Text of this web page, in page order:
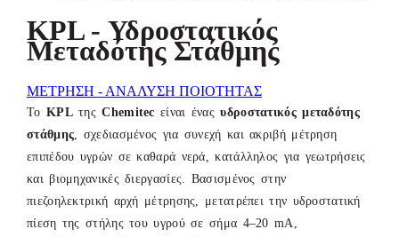
KPL - Υδροστατικός
Μεταδότης Στάθμης
ΜΕΤΡΗΣΗ - ΑΝΑΛΥΣΗ ΠΟΙΟΤΗΤΑΣ
Το KPLτηςChemitec είναι έναςυδροστατικός μεταδότης
στάθμης , σχεδιασμένος για συνεχή και ακριβή μέτρηση
επιπέδου υγρών σε καθαρά νερά, κατάλληλος για γεωτρήσεις
και βιομηχανικές διεργασίες. Βασισμένος στην
πιεζοηλεκτρική αρχή μέτρησης, μετατρέπει την υδροστατική
πίεση της στήλης του υγρού σε σήμα 4–20 mA,